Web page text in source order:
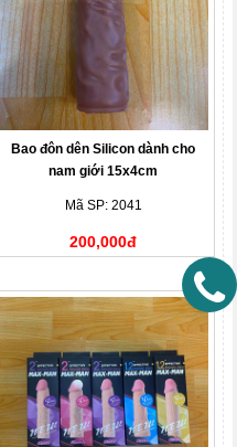
Bao đôn dên Silicon dành cho
nam giới 15x4cm
Mã SP: 2041
200,000đ